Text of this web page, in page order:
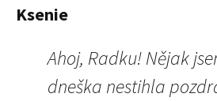
Ksenie
Ahoj, Radku! Nějak
dneška nestihla